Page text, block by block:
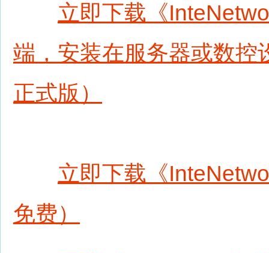
立即下载《
端，安装在服务器或数控
正式版）
立即下载《
免费）